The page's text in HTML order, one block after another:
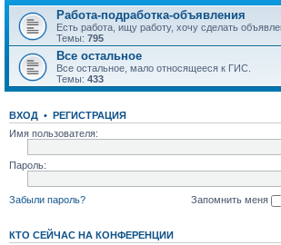
Работа-подработка-объявления
Есть работа, ищу работу, хочу сделать
Темы: 795
Все остальное
Все остальное, мало относящееся к ГИС.
Темы: 433
ВХОД • РЕГИСТРАЦИЯ
Имя пользователя:
Пароль:
Забыли пароль? Запомнить меня
КТО СЕЙЧАС НА КОНФЕРЕНЦИИ